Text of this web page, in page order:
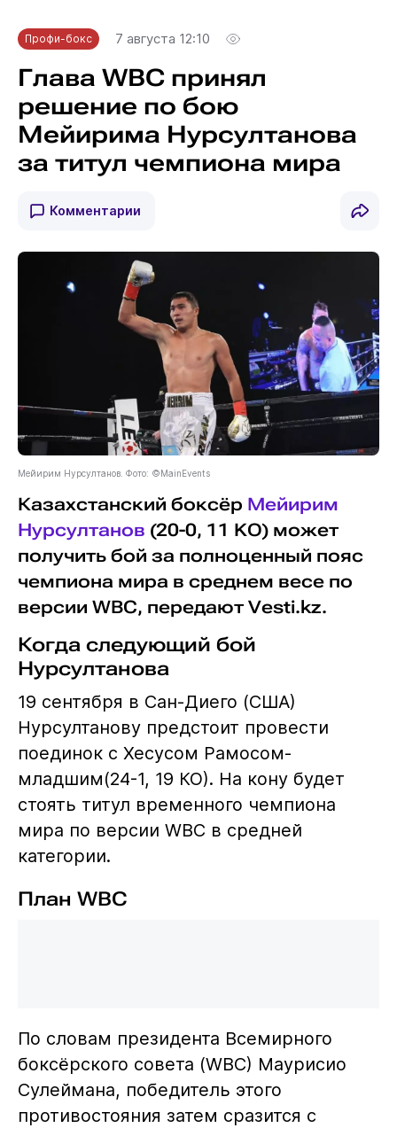
Профи-бокс 7 августа 12:10
Глава WBC принял
решение по бою
Мейирима Нурсултанова
за титул чемпиона мира
Комментарии
Мейирим Нурсултанов. Фото: ©MainEvents
Казахстанский боксёр Мейирим
Нурсултанов (20-0, 11 KO) может
получить бой за полноценный пояс
чемпиона мира в среднем весе по
версии WBC, передают Vesti.kz.
Когда следующий бой
Нурсултанова
19 сентября в Сан-Диего (США)
Нурсултанову предстоит провести
поединок с Хесусом Рамосом-
младшим(24-1, 19 КО). На кону будет
стоять титул временного чемпиона
мира по версии WBC в средней
категории.
План WBC
По словам президента Всемирного
боксёрского совета (WBC) Маурисио
Сулеймана, победитель этого
противостояния затем сразится с